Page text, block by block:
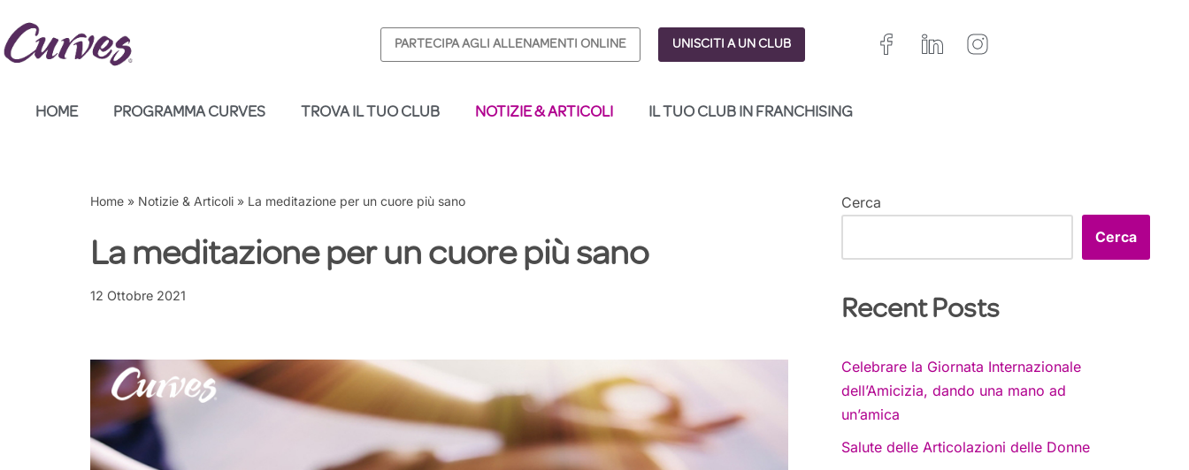
Vai
PARTECIPA AGLI ALLENAMENTI ONLINE UNISCITI A UN CLUB
HOME PROGRAMMA CURVES TROVA IL TUO CLUB NOTIZIE & ARTICOLI IL TUO CLUB IN FRANCHISING
Home » Notizie & Articoli » La meditazione per un cuore più sano
La meditazione per un cuore più sano
12 Ottobre 2021
Cerca
Cerca
Recent Posts
Celebrare la Giornata Internazionale
dell’Amicizia, dando una mano ad
un’amica
Salute delle Articolazioni delle Donne